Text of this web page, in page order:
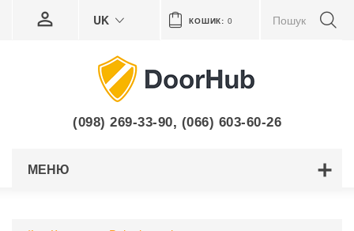
КОШИК: 0
UK
(098) 269-33-90, (066) 603-60-26
МЕНЮ